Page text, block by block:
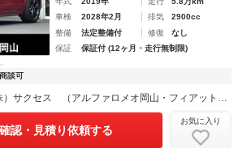
車検
2028年2月 排気
2900cc
整備
法定整備付 修復
なし
保証
保証付 (12ヶ月・走行無制限)
談可
（株）サクセス （アルファロメオ岡山・フィアット／アバルト岡山・ケータハム岡山）
認・見積り依頼する
お気に入り